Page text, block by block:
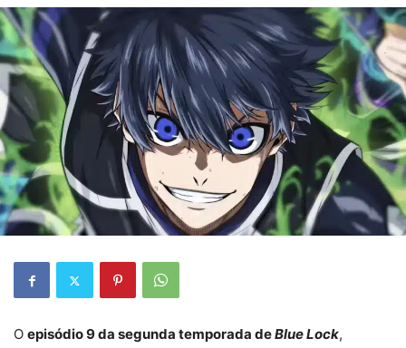
O episódio 9 da segunda temporada deBlue Lock,